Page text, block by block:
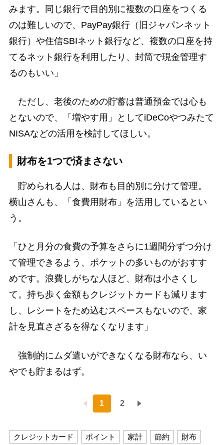
みます。同じ銀行で目的別に複数の口座をつくる
のは難しいので、PayPay銀行（旧ジャパンネット
銀行）や住信SBIネット銀行など、複数の口座を持
てるネット銀行を利用したり、封筒で現金管理す
るのもいい」
ただし、老後のための貯蓄は普通預金では心も
とないので、「増やす用」としてiDeCoやつみたて
NISAなどの活用を検討してほしい。
財布を1つで済まさない
貯められる人は、財布も目的別に分けて管理。
横山さんも、「食費用財布」を活用しているとい
う。
「ひと月分の食費の予算をさらに1週間分ずつ分け
て管理できるよう、ポケットの多いものがおすす
めです。浪費しがちな人ほど、財布は小さくし
て。持ち歩く金額もクレジットカードも減ります
し、レシートをため込むスペースもないので、家
計を見直さざるを得なくなります」
強制的にムダ遣いができなくなる財布なら、い
やでも貯まるはず。
1 2
クレジットカード ポイント 家計 節約
財布